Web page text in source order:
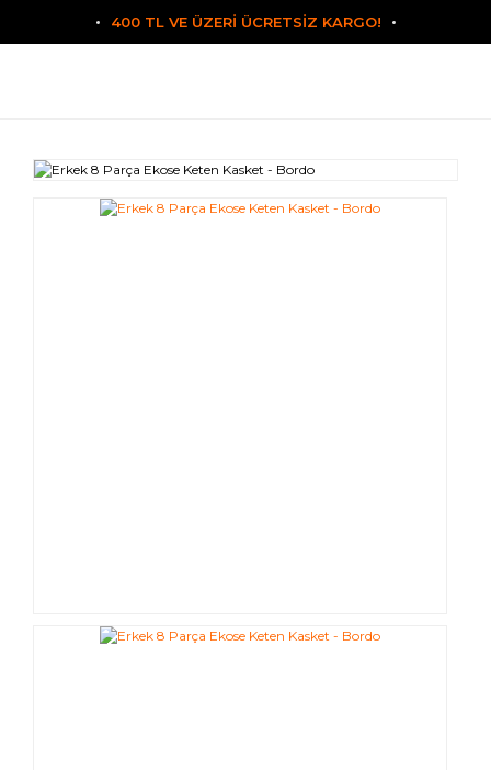
400 TL VE ÜZERİ ÜCRETSİZ KARGO!